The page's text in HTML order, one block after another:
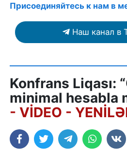
Присоединяйтесь к нам в
Наш канал в
Konfrans Liqası:
minimal hesabla
- VİDEO -